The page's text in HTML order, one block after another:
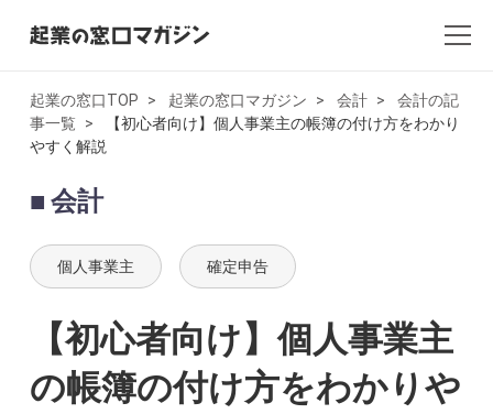
全記事一覧
起業・創業
開業
会社設立・法人化
起業の窓口TOP 起業の窓口マガジン 会計
会計の記
事一覧
【初心者向け】個人事業主の帳簿の付け方をわかり
やすく解説
会計
個人事業主 確定申告
【初心者向け】個人事業主
の帳簿の付け方をわかりや